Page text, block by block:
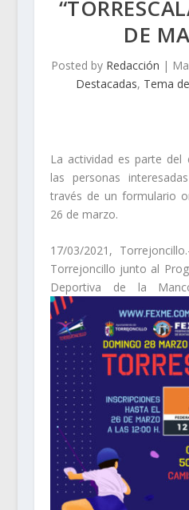
DE
Posted by Redacción |
Destacadas, Tema
La actividad es parte del
las personas
través de un formulario
26 de marzo.
17/03/2021,
Torrejoncillo junto al
Deportiva de la